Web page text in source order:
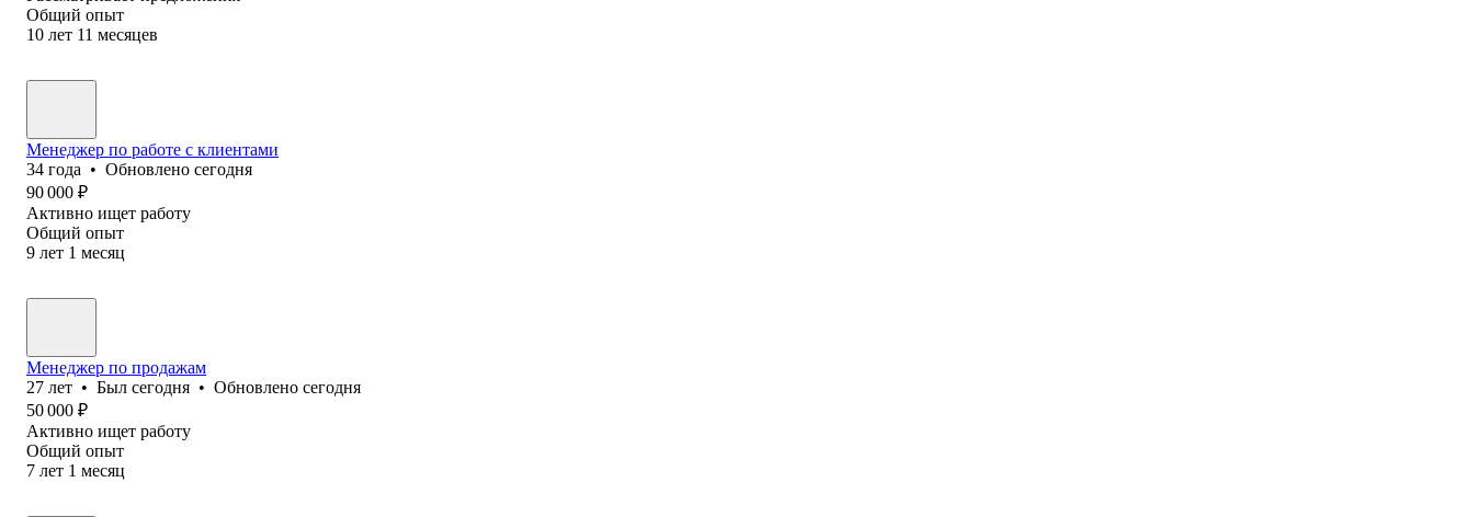
Общий опыт
10 лет 11 месяцев
Менеджер по работе с клиентами
34 года • Обновлено сегодня
90 000 ₽
Активно ищет работу
Общий опыт
9 лет 1 месяц
Менеджер по продажам
27 лет • Был сегодня • Обновлено сегодня
50 000 ₽
Активно ищет работу
Общий опыт
7 лет 1 месяц